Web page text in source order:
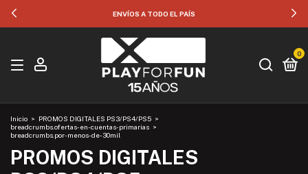
35% OFF POR TRANSFERENCIA
0
Inicio > PROMOS DIGITALES PS3/PS4/PS5 >
breadcrumbs.ofertas-en-cuentas-primarias >
breadcrumbs.por-menos-de-30mil
PROMOS DIGITALES